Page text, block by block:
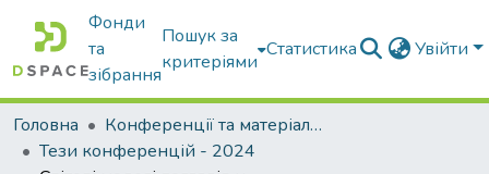
Фонди
та
зібрання
Пошук за
критеріями
Статистика Увійти
Головна
Конференції та матеріали конференцій
Тези конференцій - 2024